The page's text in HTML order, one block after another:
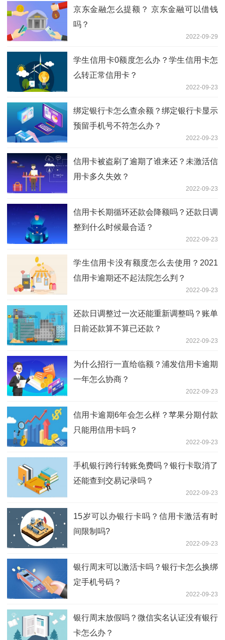
京东金融怎么提额？ 京东金融可以借钱
吗？
2022-09-29
学生信用卡0额度怎么办？学生信用卡怎
么转正常信用卡？
2022-09-23
绑定银行卡怎么查余额？绑定银行卡显示
预留手机号不符怎么办？
2022-09-23
信用卡被盗刷了逾期了谁来还？未激活信
用卡多久失效？
2022-09-23
信用卡长期循环还款会降额吗？还款日调
整到什么时候最合适？
2022-09-23
学生信用卡没有额度怎么去使用？2021
信用卡逾期还不起法院怎么判？
2022-09-23
还款日调整过一次还能重新调整吗？账单
日前还款算不算已还款？
2022-09-23
为什么招行一直给临额？浦发信用卡逾期
一年怎么协商？
2022-09-23
信用卡逾期6年会怎么样？苹果分期付款
只能用信用卡吗？
2022-09-23
手机银行跨行转账免费吗？银行卡取消了
还能查到交易记录吗？
2022-09-23
15岁可以办银行卡吗？信用卡激活有时
间限制吗?
2022-09-23
银行周末可以激活卡吗？银行卡怎么换绑
定手机号码？
2022-09-23
银行周末放假吗？微信实名认证没有银行
卡怎么办？